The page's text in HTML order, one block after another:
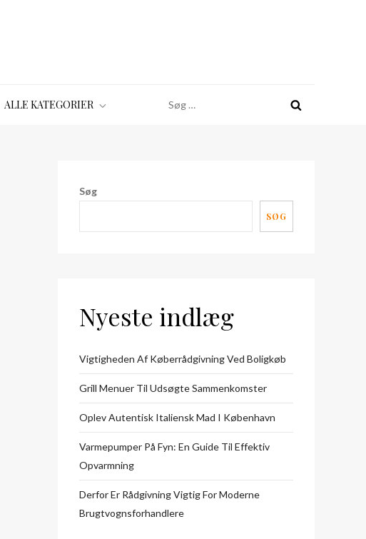
ALLE KATEGORIER
efter:
Søg
SØG
Nyeste indlæg
Vigtigheden Af Køberrådgivning Ved Boligkøb
Grill Menuer Til Udsøgte Sammenkomster
Oplev Autentisk Italiensk Mad I København
Varmepumper På Fyn: En Guide Til Effektiv
Opvarmning
Derfor Er Rådgivning Vigtig For Moderne
Brugtvognsforhandlere